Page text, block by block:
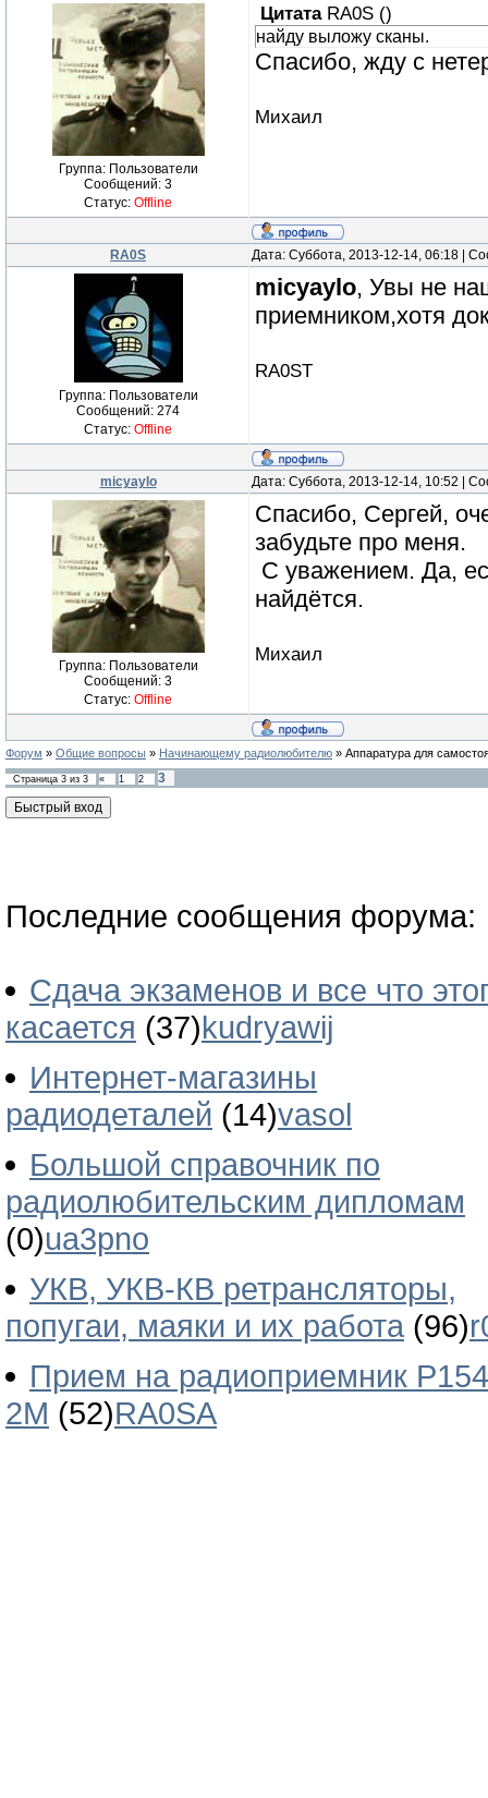
Группа: Пользователи
Сообщений: 3
Статус: Offline
Цитата RA0S ()
найду выложу сканы.
Спасибо, жду с
Михаил
RA0S Дата: Суббота, 2013-12-14, 06:18 |
Группа: Пользователи
Сообщений: 274
Статус: Offline
micyaylo, Увы не
приемником,хотя
RA0ST
micyaylo Дата: Суббота, 2013-12-14, 10:52 |
Группа: Пользователи
Сообщений: 3
Статус: Offline
Спасибо, Сергей,
забудьте про меня.
С уважением. Да,
найдётся.
Михаил
Форум » Общие вопросы » Начинающему радиолюбителю » Аппаратура для
Страница 3 из 3 « 1 2 3
Последние сообщения форума:
Сдача экзаменов и все что
касается (37)kudryawij
Интернет-магазины
радиодеталей (14)vasol
Большой справочник по
радиолюбительским дипломам
(0)ua3pno
УКВ, УКВ-КВ ретрансляторы,
попугаи, маяки и их работа (96)
Прием на радиоприемник
2М (52)RA0SA